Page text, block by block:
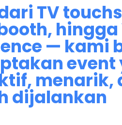
TV
hingga
— kami
event
menarik,
dijalankan